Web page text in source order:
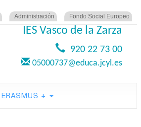
Administración Fondo Social Europeo
IES Vasco de la Zarza
920 22 73 00
05000737@educa.jcyl.es
ERASMUS +